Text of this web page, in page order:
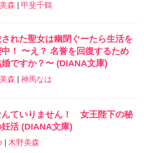
森 甲斐千鶴
れた聖女は幽閉ぐーたら生活を
！ 〜え？ 名誉を回復するため
婚ですか？〜 (DIANA文庫)
森 神馬なは
んていりません！ 女王陛下の秘
活 (DIANA文庫)
木野美森